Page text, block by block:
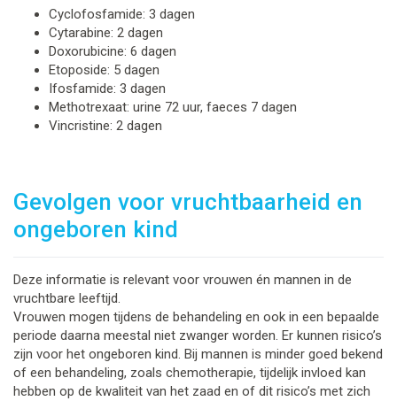
Cyclofosfamide: 3 dagen
Cytarabine: 2 dagen
Doxorubicine: 6 dagen
Etoposide: 5 dagen
Ifosfamide: 3 dagen
Methotrexaat: urine 72 uur, faeces 7 dagen
Vincristine: 2 dagen
Gevolgen voor vruchtbaarheid en
ongeboren kind
Deze informatie is relevant voor vrouwen én mannen in de
vruchtbare leeftijd.
Vrouwen mogen tijdens de behandeling en ook in een bepaalde
periode daarna meestal niet zwanger worden. Er kunnen risico’s
zijn voor het ongeboren kind. Bij mannen is minder goed bekend
of een behandeling, zoals chemotherapie, tijdelijk invloed kan
hebben op de kwaliteit van het zaad en of dit risico’s met zich